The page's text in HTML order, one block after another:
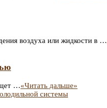
воздуха или жидкости в …
…«Читать дальше»